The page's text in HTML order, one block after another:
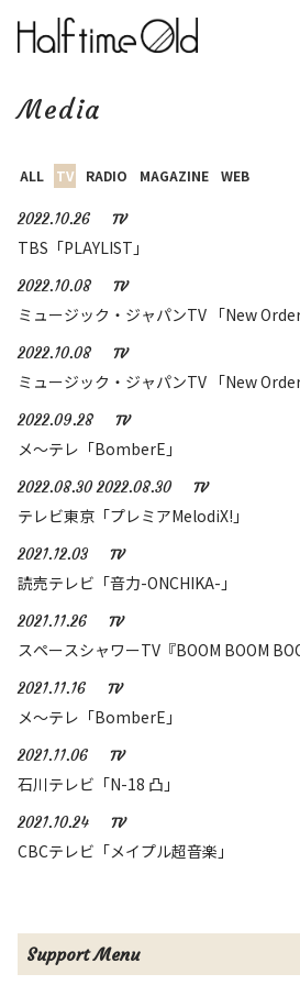
Media
ALL TV RADIO MAGAZINE WEB
2022.10.26 TV
TBS「PLAYLIST」
2022.10.08 TV
ミュージック・ジャパンTV 「New Order
2022.10.08 TV
ミュージック・ジャパンTV 「New Order
2022.09.28 TV
メ～テレ「BomberE」
2022.08.30 2022.08.30 TV
テレビ東京「プレミアMelodiX!」
2021.12.03 TV
読売テレビ「音力-ONCHIKA-」
2021.11.26 TV
スペースシャワーTV『BOOM BOOM
2021.11.16 TV
メ～テレ「BomberE」
2021.11.06 TV
石川テレビ「N-18 凸」
2021.10.24 TV
CBCテレビ「メイプル超音楽」
Support Menu